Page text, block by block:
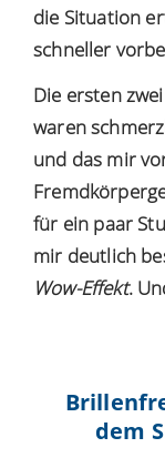
die Situation
schneller
Die ersten
waren
und das mir
für ein paar
mir deutlich
Wow-Effekt.
dem